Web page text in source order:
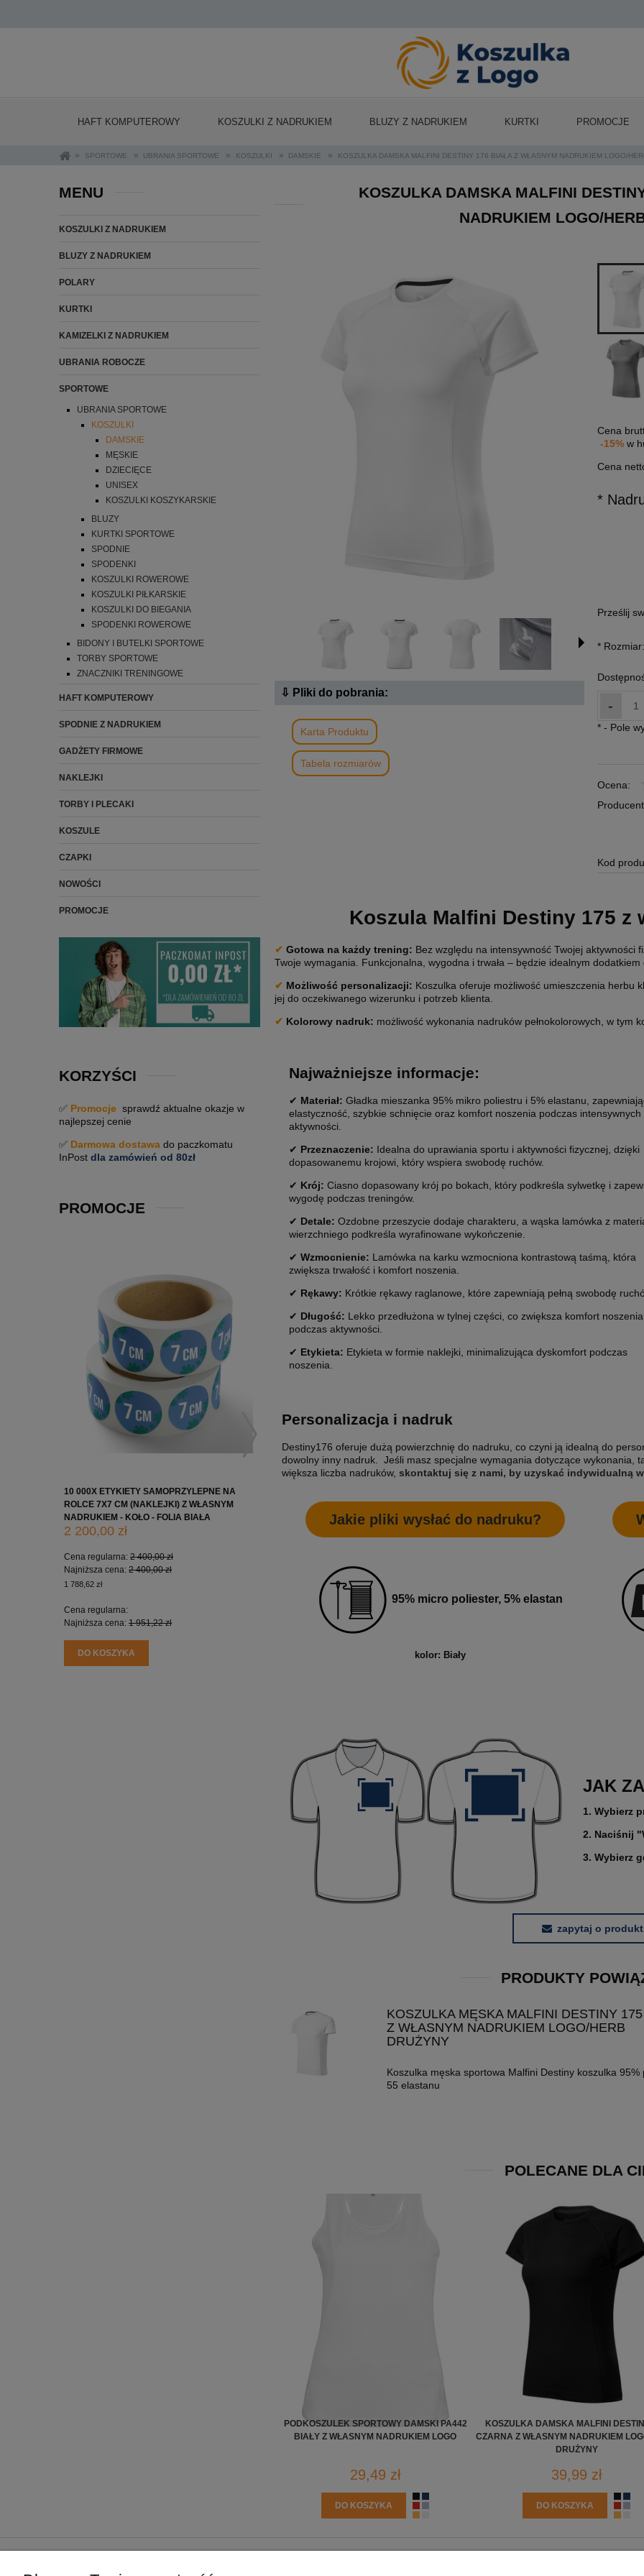
HAFT KOMPUTEROWY KOSZULKI Z NADRUKIEM BLUZY Z NADRUKIEM KURTKI PROMOCJE
» SPORTOWE » UBRANIA SPORTOWE » KOSZULKI » DAMSKIE » KOSZULKA DAMSKA MALFINI DESTINY 176 BIAŁA Z WŁASNYM NADRUKIEM LOGO/
MENU
KOSZULKI Z NADRUKIEM
BLUZY Z NADRUKIEM
POLARY
KURTKI
KAMIZELKI Z NADRUKIEM
UBRANIA ROBOCZE
SPORTOWE
UBRANIA SPORTOWE
KOSZULKI
DAMSKIE
MĘSKIE
DZIECIĘCE
UNISEX
KOSZULKI KOSZYKARSKIE
BLUZY
KURTKI SPORTOWE
SPODNIE
SPODENKI
KOSZULKI ROWEROWE
KOSZULKI PIŁKARSKIE
KOSZULKI DO BIEGANIA
SPODENKI ROWEROWE
BIDONY I BUTELKI SPORTOWE
TORBY SPORTOWE
ZNACZNIKI TRENINGOWE
HAFT KOMPUTEROWY
SPODNIE Z NADRUKIEM
GADŻETY FIRMOWE
NAKLEJKI
TORBY I PLECAKI
KOSZULE
CZAPKI
NOWOŚCI
PROMOCJE
KORZYŚCI
✅ Promocje sprawdź aktualne okazje w
najlepszej cenie
✅ Darmowa dostawa do paczkomatu
InPost dla zamówień od 80zł
PROMOCJE
10 000X ETYKIETY SAMOPRZYLEPNE NA
ROLCE 7X7 CM (NAKLEJKI) Z WŁASNYM
NADRUKIEM - KOŁO - FOLIA BIAŁA
2 200,00 zł
Cena regularna: 2 400,00 zł
Najniższa cena: 2 400,00 zł
1 788,62 zł
Cena regularna:
Najniższa cena: 1 951,22 zł
DO KOSZYKA
ROLCE 5X5 CM (NAKLEJKI) Z WŁASNYM
NADRUKIEM - KOŁO - FOLIA BIAŁA
1 650,00 zł
Najniższa cena:1 850,00 zł
Cena regularna:
Najniższa cena:
1 504,07 zł
ROLCE 7X7 CM (NAKLEJKI) Z
NADRUKIEM - KWADRAT - FOLIA
2 200,00 zł
KOSZULKA DAMSKA MALFINI
NADRUKIEM LOGO/
⇩ Pliki do pobrania:
Karta Produktu
Tabela rozmiarów
Cena
-15%w
Cena
*
Prześlij
* Rozmiar:
-
* - Pole
Ocena:
Kod
Koszula Malfini Destiny 175 z
✔ Gotowa na każdy trening: Bez względu na intensywność Twojej aktywności
Twoje wymagania. Funkcjonalna, wygodna i trwała – będzie idealnym
✔ Możliwość personalizacji: Koszulka oferuje możliwość umieszczenia herbu
jej do oczekiwanego wizerunku i potrzeb klienta.
✔ Kolorowy nadruk: możliwość wykonania nadruków pełnokolorowych, w tym
Najważniejsze informacje:
✔ Materiał: Gładka mieszanka 95% mikro poliestru i 5% elastanu,
elastyczność, szybkie schnięcie oraz komfort noszenia podczas intensywnych
aktywności.
✔ Przeznaczenie: Idealna do uprawiania sportu i aktywności fizycznej, dzięki
dopasowanemu krojowi, który wspiera swobodę ruchów.
✔ Krój: Ciasno dopasowany krój po bokach, który podkreśla sylwetkę i
wygodę podczas treningów.
✔ Detale: Ozdobne przeszycie dodaje charakteru, a wąska lamówka z
wierzchniego podkreśla wyrafinowane wykończenie.
✔ Wzmocnienie: Lamówka na karku wzmocniona kontrastową taśmą, która
zwiększa trwałość i komfort noszenia.
✔ Rękawy: Krótkie rękawy raglanowe, które zapewniają pełną swobodę
✔ Długość: Lekko przedłużona w tylnej części, co zwiększa komfort noszenia
podczas aktywności.
✔ Etykieta: Etykieta w formie naklejki, minimalizująca dyskomfort podczas
noszenia.
Personalizacja i nadruk
Destiny176 oferuje dużą powierzchnię do nadruku, co czyni ją idealną do
dowolny inny nadruk. Jeśli masz specjalne wymagania dotyczące wykonania,
większa liczba nadruków, skontaktuj się z nami, by uzyskać indywidualną
Jakie pliki wysłać do nadruku?
95% micro poliester, 5% elastan
kolor: Biały
JAK
1. Wybierz
2. Naciśnij
3. Wybierz
zapytaj o produkt
PRODUKTY
KOSZULKA MĘSKA MALFINI DESTINY
Z WŁASNYM NADRUKIEM LOGO/HERB
DRUŻYNY
Koszulka męska sportowa Malfini Destiny koszulka 95%
55 elastanu
POLECANE DLA
PODKOSZULEK SPORTOWY DAMSKI PA442
BIAŁY Z WŁASNYM NADRUKIEM LOGO
29,49 zł
DO KOSZYKA
KOSZULKA DAMSKA MALFINI
CZARNA Z WŁASNYM NADRUKIEM
DRUŻYNY
39,99 zł
DO KOSZYKA